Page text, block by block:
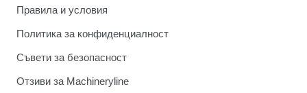
Правила и условия
Политика за конфиденциалност
Съвети за безопасност
Отзиви за Machineryline